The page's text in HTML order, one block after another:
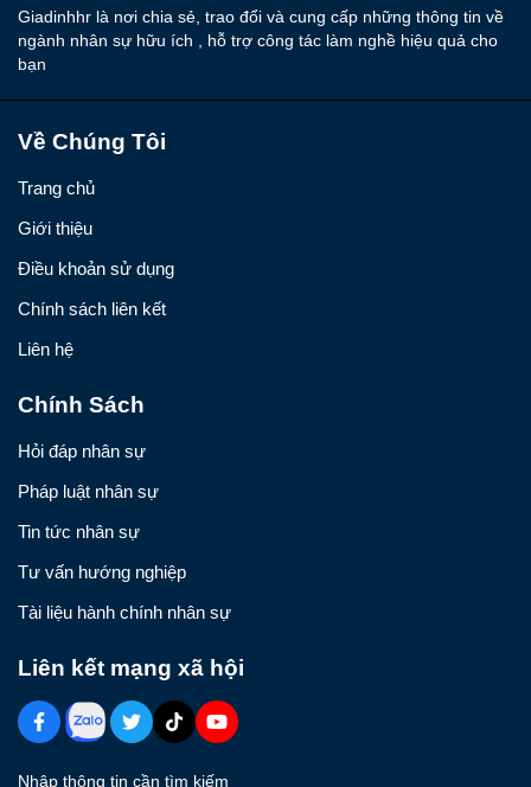
Giadinhhr là nơi chia sẻ, trao đổi và cung cấp những thông tin về
ngành nhân sự hữu ích , hỗ trợ công tác làm nghề hiệu quả cho
bạn
Về Chúng Tôi
Trang chủ
Giới thiệu
Điều khoản sử dụng
Chính sách liên kết
Liên hệ
Chính Sách
Hỏi đáp nhân sự
Pháp luật nhân sự
Tin tức nhân sự
Tư vấn hướng nghiệp
Tài liệu hành chính nhân sự
Liên kết mạng xã hội
Nhập thông tin cần tìm kiếm